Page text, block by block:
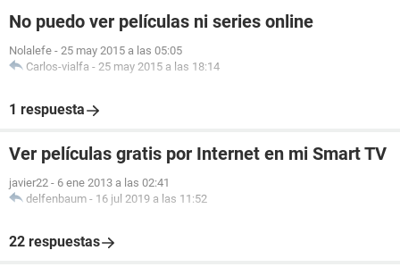
No puedo ver películas ni series online
Nolalefe - 25 may 2015 a las 05:05
Carlos-vialfa - 25 may 2015 a las 18:14
1 respuesta
Ver películas gratis por Internet en mi Smart TV
javier22 - 6 ene 2013 a las 02:41
delfenbaum - 16 jul 2019 a las 11:52
22 respuestas